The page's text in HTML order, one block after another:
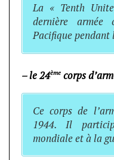
La « Tenth
dernière
Pacifique pendant
– le 24ème corps
Ce corps de
1944. Il
mondiale et à la